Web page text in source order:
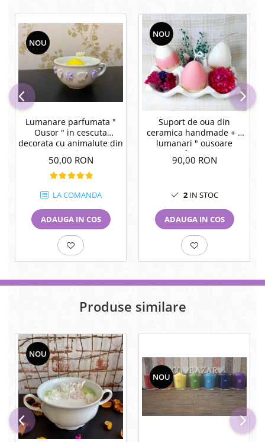
NOU
Lumanare parfumata "
Ousor " in cescuta
decorata cu animalute din
ceramica.
50,00 RON
LA COMANDA
ADAUGA IN COS
NOU
Suport de oua din
ceramica handmade + 3
lumanari " ousoare
parfumate "
90,00 RON
2IN STOC
ADAUGA IN COS
Produse similare
NOU
NOU